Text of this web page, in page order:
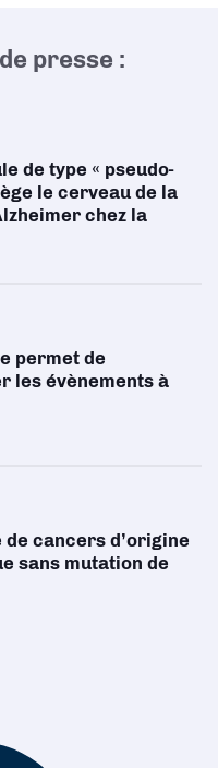
presse :
de type « pseudo-
le cerveau de la
chez la
permet de
les évènements à
cancers d’origine
sans mutation de